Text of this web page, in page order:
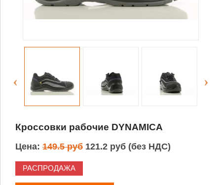
Кроссовки рабочие DYNAMICA
Цена: 149.5 руб 121.2 руб (без НДС)
РАСПРОДАЖА